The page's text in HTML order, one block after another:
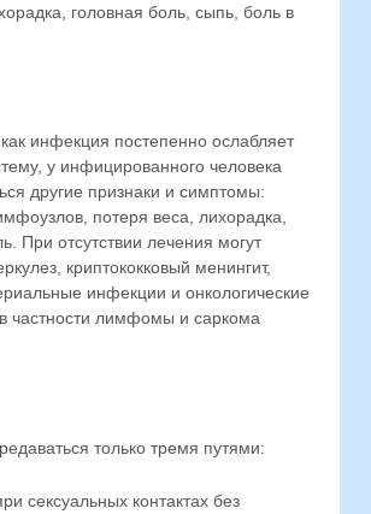
головная боль, сыпь, боль в
инфекция постепенно ослабляет
у инфицированного человека
другие признаки и симптомы:
потеря веса, лихорадка,
При отсутствии лечения могут
криптококковый менингит,
инфекции и онкологические
частности лимфомы и саркома
только тремя путями:
сексуальных контактах без